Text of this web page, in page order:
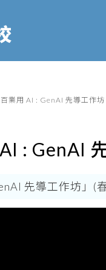
百業用 AI : GenAI 先導工作
: GenAI
先導工作坊」(